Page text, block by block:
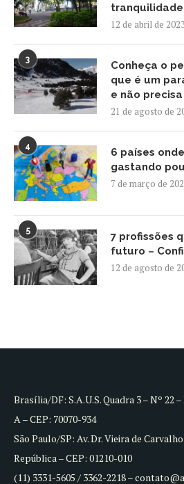
tranquilidade
12 de abril de
3
Conheça o
que é um
e não
21 de agosto de
4
6 países
gastando
7 de março de
5
7 profissões
futuro –
12 de agosto de
Brasília/DF: S.A.U.S. Quadra 3 – Nº 22
A – CEP: 70070-934
São Paulo/SP: Av. Dr. Vieira de
República – CEP: 01210-010
(11) 3331-5605 / 3362-2218 –